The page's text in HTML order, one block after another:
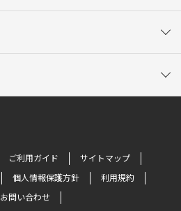
ご利用ガイド
サイトマップ
個人情報保護方針
利用規約
お問い合わせ